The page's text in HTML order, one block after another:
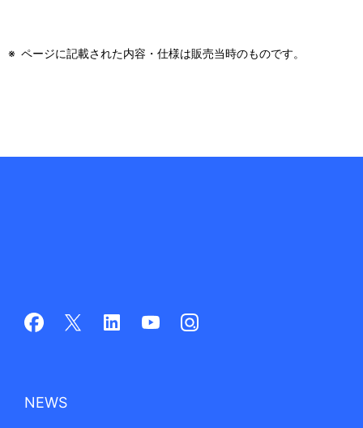
※ ページに記載された内容・仕様は販売当時のものです。
NEWS